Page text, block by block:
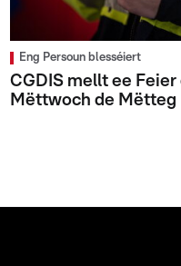
Eng Persoun blesséiert
CGDIS mellt ee
Mëttwoch de Mëtteg